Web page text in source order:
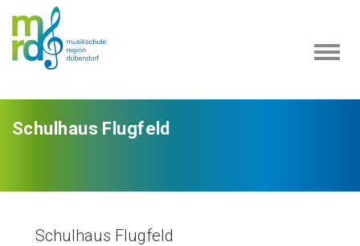
Schulhaus Flugfeld
Schulhaus Flugfeld